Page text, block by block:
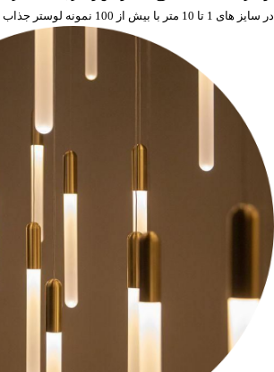
در سایز های 1 تا 10 متر با بیش از 100 نمونه لوستر جذاب